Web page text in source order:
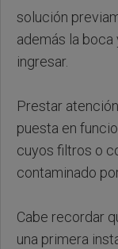
solución
además la
ingresar.
Prestar
puesta en
cuyos filtros o
contaminado
Cabe recordar
una primera